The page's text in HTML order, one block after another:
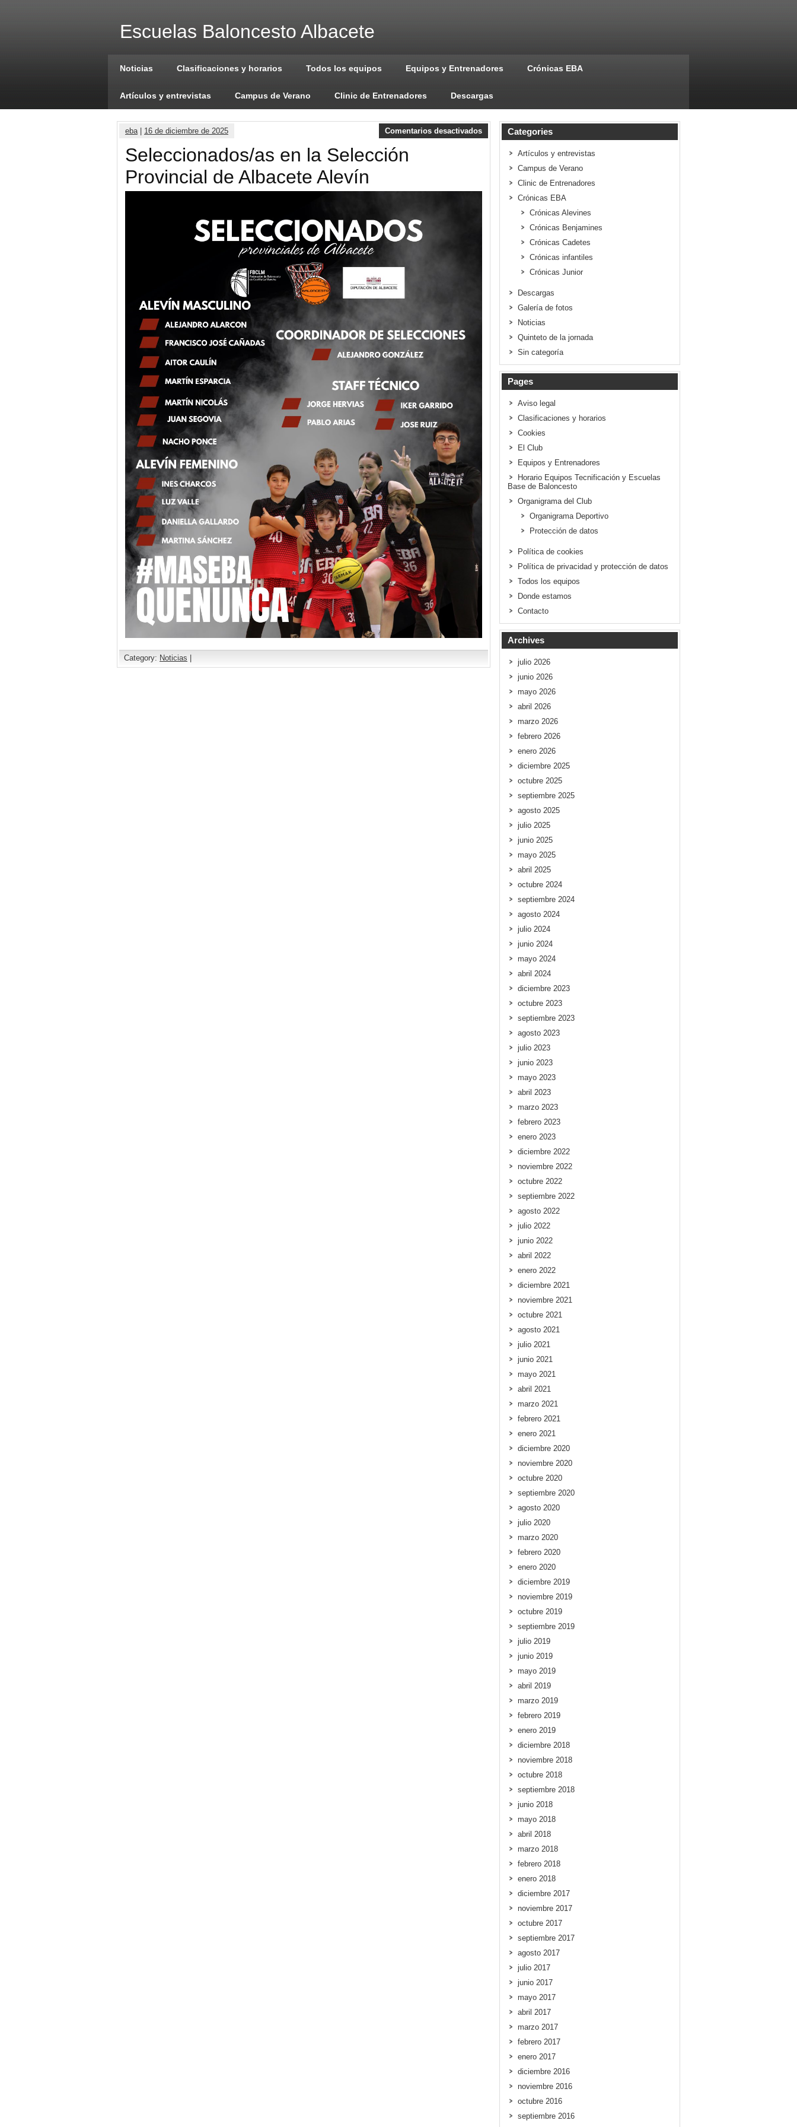
Escuelas Baloncesto Albacete
Noticias Clasificaciones y horarios Todos los equipos Equipos y Entrenadores Crónicas EBA
Artículos y entrevistas Campus de Verano Clinic de Entrenadores Descargas
eba| 16 de diciembre de 2025 Comentarios desactivados
Seleccionados/as en la Selección
Provincial de Albacete Alevín
Category: Noticias |
Categories
Artículos y entrevistas
Campus de Verano
Clinic de Entrenadores
Crónicas EBA
Crónicas Alevines
Crónicas Benjamines
Crónicas Cadetes
Crónicas infantiles
Crónicas Junior
Descargas
Galería de fotos
Noticias
Quinteto de la jornada
Sin categoría
Pages
Aviso legal
Clasificaciones y horarios
Cookies
El Club
Equipos y Entrenadores
Horario Equipos Tecnificación y Escuelas
Base de Baloncesto
Organigrama del Club
Organigrama Deportivo
Protección de datos
Política de cookies
Política de privacidad y protección de datos
Todos los equipos
Donde estamos
Contacto
Archives
julio 2026
junio 2026
mayo 2026
abril 2026
marzo 2026
febrero 2026
enero 2026
diciembre 2025
octubre 2025
septiembre 2025
agosto 2025
julio 2025
junio 2025
mayo 2025
abril 2025
octubre 2024
septiembre 2024
agosto 2024
julio 2024
junio 2024
mayo 2024
abril 2024
diciembre 2023
octubre 2023
septiembre 2023
agosto 2023
julio 2023
junio 2023
mayo 2023
abril 2023
marzo 2023
febrero 2023
enero 2023
diciembre 2022
noviembre 2022
octubre 2022
septiembre 2022
agosto 2022
julio 2022
junio 2022
abril 2022
enero 2022
diciembre 2021
noviembre 2021
octubre 2021
agosto 2021
julio 2021
junio 2021
mayo 2021
abril 2021
marzo 2021
febrero 2021
enero 2021
diciembre 2020
noviembre 2020
octubre 2020
septiembre 2020
agosto 2020
julio 2020
marzo 2020
febrero 2020
enero 2020
diciembre 2019
noviembre 2019
octubre 2019
septiembre 2019
julio 2019
junio 2019
mayo 2019
abril 2019
marzo 2019
febrero 2019
enero 2019
diciembre 2018
noviembre 2018
octubre 2018
septiembre 2018
junio 2018
mayo 2018
abril 2018
marzo 2018
febrero 2018
enero 2018
diciembre 2017
noviembre 2017
octubre 2017
septiembre 2017
agosto 2017
julio 2017
junio 2017
mayo 2017
abril 2017
marzo 2017
febrero 2017
enero 2017
diciembre 2016
noviembre 2016
octubre 2016
septiembre 2016